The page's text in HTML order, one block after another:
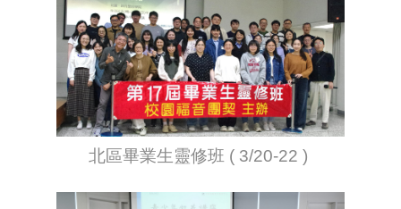
北區畢業生靈修班 ( 3/20-22 )